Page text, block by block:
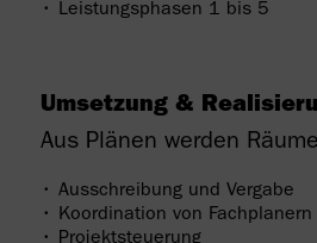
• Leistungsphasen 1 bis 5
Umsetzung &
Aus Plänen werden
• Ausschreibung und Vergabe
• Koordination von